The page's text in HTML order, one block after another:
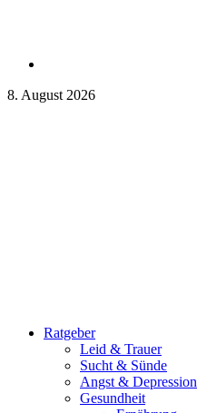
8. August 2026
Ratgeber
Leid & Trauer
Sucht & Sünde
Angst & Depression
Gesundheit